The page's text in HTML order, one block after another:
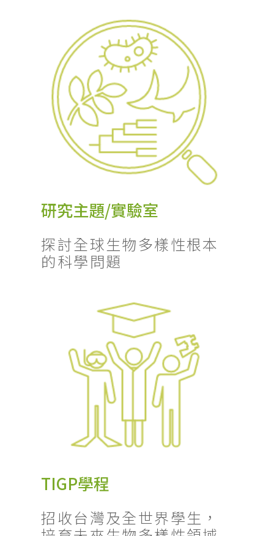
研究主題/實驗室
探討全球生物多樣性根本
的科學問題
TIGP學程
招收台灣及全世界學生，